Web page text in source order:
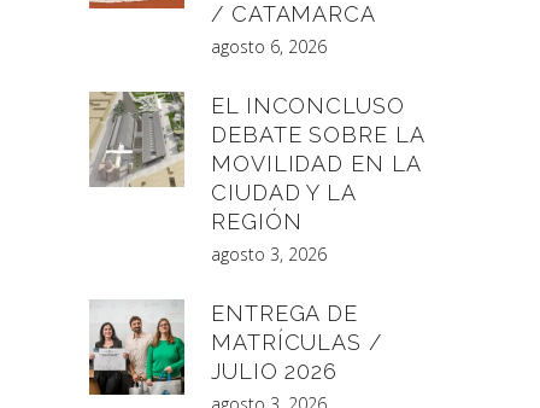
/ CATAMARCA
agosto 6, 2026
EL INCONCLUSO
DEBATE SOBRE LA
MOVILIDAD EN LA
CIUDAD Y LA
REGIÓN
agosto 3, 2026
ENTREGA DE
MATRÍCULAS /
JULIO 2026